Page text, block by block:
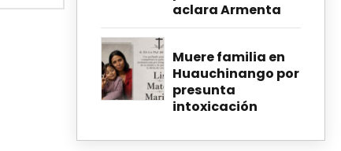
aclara Armenta
Muere familia en
Huauchinango por
presunta
intoxicación